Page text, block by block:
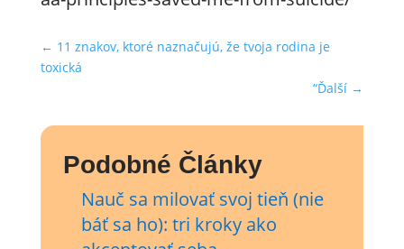
← 11 znakov, ktoré naznačujú, že tvoja rodina je
toxická
“Ďalší →
Podobné Články
Nauč sa milovať svoj tieň (nie
báť sa ho): tri kroky ako